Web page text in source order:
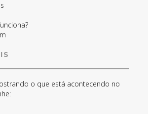
o que está acontecendo no